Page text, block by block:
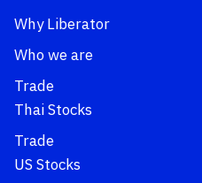
Why Liberator
Who we are
Trade
Thai Stocks
Trade
US Stocks